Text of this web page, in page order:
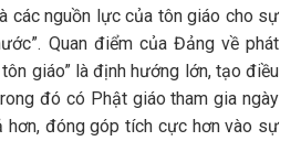
các nguồn lực của tôn giáo cho sự
Quan điểm của Đảng về phát
giáo” là định hướng lớn, tạo điều
đó có Phật giáo tham gia ngày
hơn, đóng góp tích cực hơn vào sự